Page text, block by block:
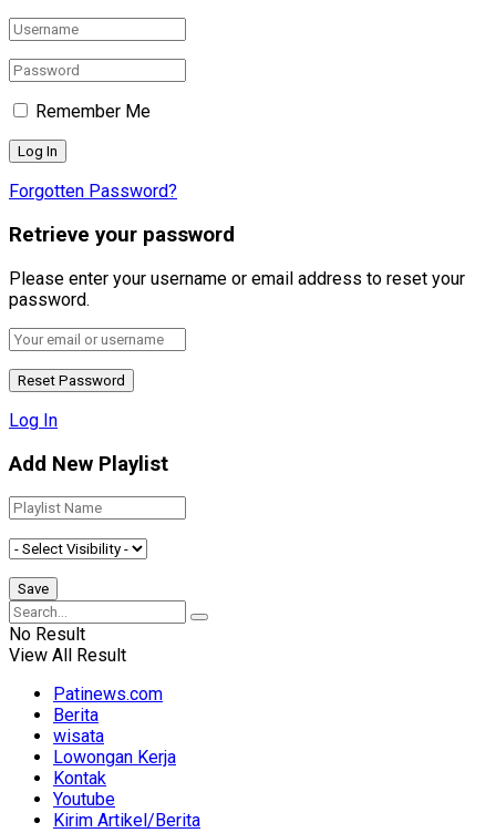
Remember Me
Forgotten Password?
Retrieve your password
Please enter your username or email address to reset your
password.
Log In
Add New Playlist
No Result
View All Result
Patinews.com
Berita
wisata
Lowongan Kerja
Kontak
Youtube
Kirim Artikel/Berita